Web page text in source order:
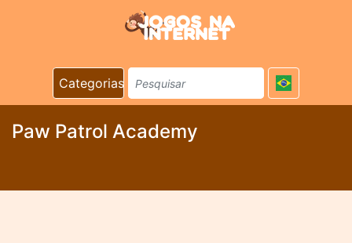
Categorias
Paw Patrol Academy